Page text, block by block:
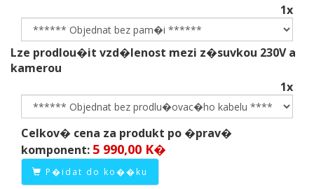
1x
Lze prodlou�it vzd�lenost mezi z�suvkou 230V a
kamerou
1x
Celkov� cena za produkt po �prav�
komponent: 5 990,00 K�
P�idat do ko��ku